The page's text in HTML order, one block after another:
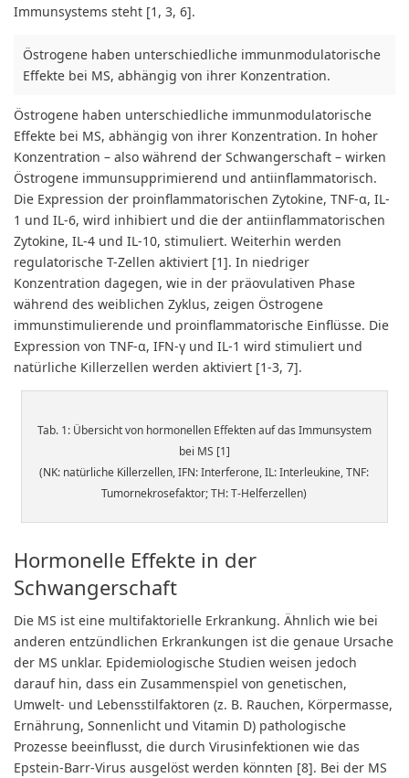
Immunsystems steht [1, 3, 6].
Östrogene haben unterschiedliche immunmodulatorische
Effekte bei MS, abhängig von ihrer Konzentration.
Östrogene haben unterschiedliche immunmodulatorische
Effekte bei MS, abhängig von ihrer Konzentration. In hoher
Konzentration – also während der Schwangerschaft – wirken
Östrogene immunsupprimierend und antiinflammatorisch.
Die Expression der proinflammatorischen Zytokine, TNF-α, IL-
1 und IL-6, wird inhibiert und die der antiinflammatorischen
Zytokine, IL-4 und IL-10, stimuliert. Weiterhin werden
regulatorische T-Zellen aktiviert [1]. In niedriger
Konzentration dagegen, wie in der präovulativen Phase
während des weiblichen Zyklus, zeigen Östrogene
immunstimulierende und proinflammatorische Einflüsse. Die
Expression von TNF-α, IFN-γ und IL-1 wird stimuliert und
natürliche Killerzellen werden aktiviert [1-3, 7].
Tab. 1: Übersicht von hormonellen Effekten auf das Immunsystem
bei MS [1]
(NK: natürliche Killerzellen, IFN: Interferone, IL: Interleukine, TNF:
Tumornekrosefaktor; TH: T-Helferzellen)
Hormonelle Effekte in der
Schwangerschaft
Die MS ist eine multifaktorielle Erkrankung. Ähnlich wie bei
anderen entzündlichen Erkrankungen ist die genaue Ursache
der MS unklar. Epidemiologische Studien weisen jedoch
darauf hin, dass ein Zusammenspiel von genetischen,
Umwelt- und Lebensstilfaktoren (z. B. Rauchen, Körpermasse,
Ernährung, Sonnenlicht und Vitamin D) pathologische
Prozesse beeinflusst, die durch Virusinfektionen wie das
Epstein-Barr-Virus ausgelöst werden könnten [8]. Bei der MS